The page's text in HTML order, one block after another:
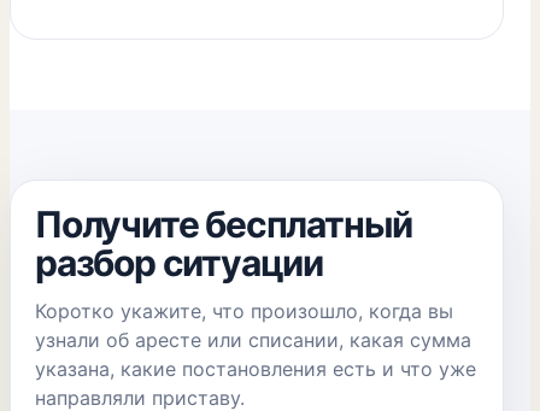
Получите бесплатный
разбор ситуации
Коротко укажите, что произошло, когда вы
узнали об аресте или списании, какая сумма
указана, какие постановления есть и что уже
направляли приставу.